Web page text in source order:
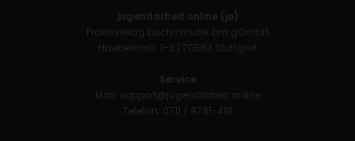
jugendarbeit.online (jo)
Praxisverlag buch+musik bm gGmbH
Haeberlinstr. 1–3 | 70563 Stuttgart
Service
Mail: support@jugendarbeit.online
Telefon: 0711 / 9781-419